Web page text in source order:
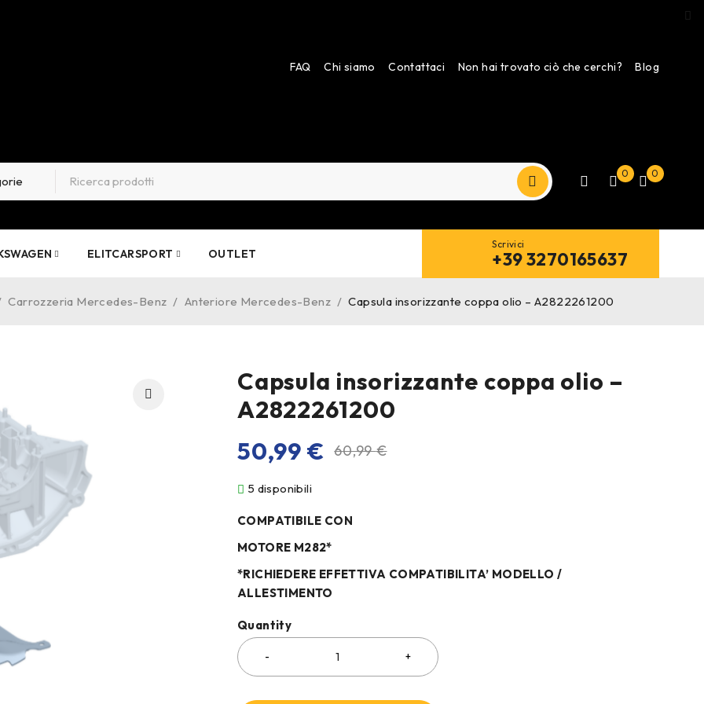
FAQ Chi siamo Contattaci Non hai trovato ciò che cerchi? Blog
0 0
ELITCARSPORT OUTLET
Scrivici
+39 3270165637
Carrozzeria Mercedes-Benz / Anteriore Mercedes-Benz / Capsula insorizzante coppa olio – A2822261200
Capsula insorizzante coppa olio –
A2822261200
60,99€
50,99 €
5 disponibili
COMPATIBILE CON
MOTORE M282*
*RICHIEDERE EFFETTIVA COMPATIBILITA’ MODELLO /
ALLESTIMENTO
Quantity